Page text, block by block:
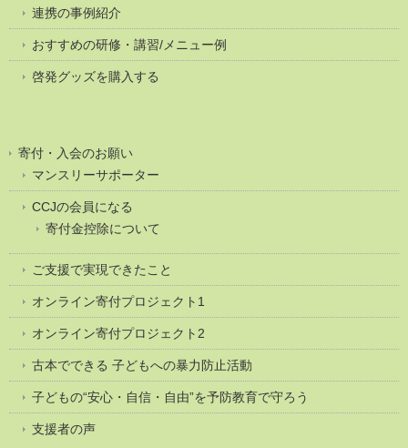
連携の事例紹介
おすすめの研修・講習/メニュー例
啓発グッズを購入する
寄付・入会のお願い
マンスリーサポーター
CCJの会員になる
寄付金控除について
ご支援で実現できたこと
オンライン寄付プロジェクト1
オンライン寄付プロジェクト2
古本でできる 子どもへの暴力防止活動
子どもの“安心・自信・自由”を予防教育で守ろう
支援者の声